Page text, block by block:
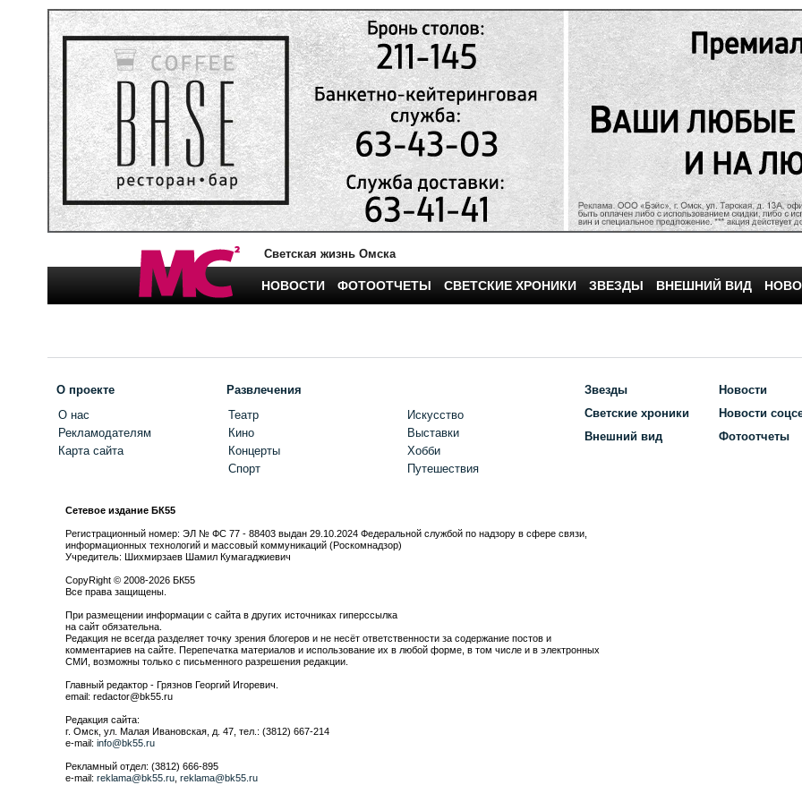
Светская жизнь Омска
НОВОСТИ ФОТООТЧЕТЫ СВЕТСКИЕ ХРОНИКИ ЗВЕЗДЫ ВНЕШНИЙ ВИД
О проекте
О нас
Рекламодателям
Карта сайта
Развлечения
Театр
Кино
Концерты
Спорт
Искусство
Выставки
Хобби
Путешествия
Звезды
Светские хроники
Внешний вид
Новости
Новости
Фотоотчеты
Сетевое издание БК55
Регистрационный номер: ЭЛ № ФС 77 - 88403 выдан 29.10.2024 Федеральной службой по надзору в сфере связи,
информационных технологий и массовый коммуникаций (Роскомнадзор)
Учредитель: Шихмирзаев Шамил Кумагаджиевич
CopyRight © 2008-2026 БК55
Все права защищены.
При размещении информации с сайта в других источниках гиперссылка
на сайт обязательна.
Редакция не всегда разделяет точку зрения блогеров и не несёт ответственности за содержание постов и
комментариев на сайте. Перепечатка материалов и использование их в любой форме, в том числе и в электронных
СМИ, возможны только с письменного разрешения редакции.
Главный редактор - Грязнов Георгий Игоревич.
email: redactor@bk55.ru
Редакция сайта:
г. Омск, ул. Малая Ивановская, д. 47, тел.: (3812) 667-214
e-mail: info@bk55.ru
Рекламный отдел: (3812) 666-895
e-mail: reklama@bk55.ru reklama@bk55.ru